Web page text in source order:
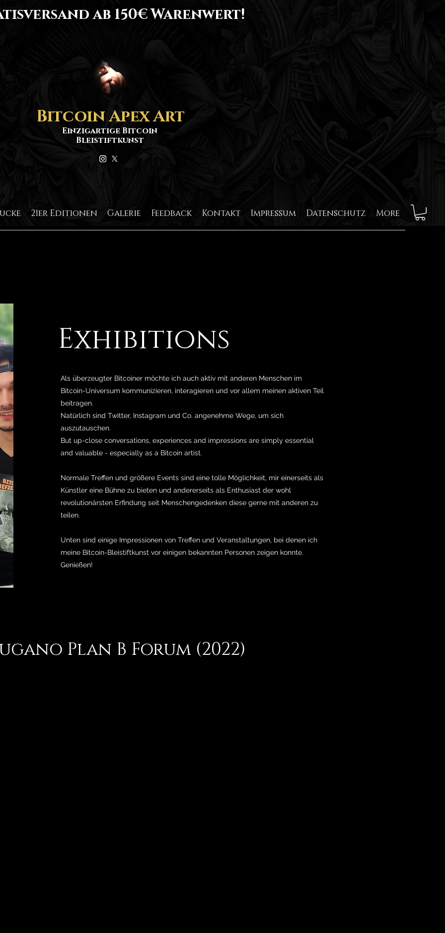
ab 150€ Warenwert!
Bitcoin Apex Art
Einzigartige Bitcoin
Bleistiftkunst
21er Editionen Galerie Feedback Kontakt Impressum Datenschutz More
Exhibitions
Als überzeugter Bitcoiner möchte ich auch aktiv mit anderen Menschen im
Bitcoin-Universum kommunizieren, interagieren und vor allem meinen aktiven Teil
beitragen.
Natürlich sind Twitter, Instagram und Co. angenehme Wege, um sich
auszutauschen.
But up-close conversations, experiences and impressions are simply essential
and valuable - especially as a Bitcoin artist.
Normale Treffen und größere Events sind eine tolle Möglichkeit, mir einerseits als
Künstler eine Bühne zu bieten und andererseits als Enthusiast der wohl
revolutionärsten Erfindung seit Menschengedenken diese gerne mit anderen zu
teilen.
Unten sind einige Impressionen von Treffen und Veranstaltungen, bei denen ich
meine Bitcoin-Bleistiftkunst vor einigen bekannten Personen zeigen konnte.
Genießen!
Plan B Forum (2022)